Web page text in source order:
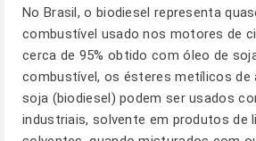
No Brasil, o biodiesel representa
combustível usado nos motores de
cerca de 95% obtido com óleo de
combustível, os ésteres metílicos de
soja (biodiesel) podem ser usados
industriais, solvente em produtos de